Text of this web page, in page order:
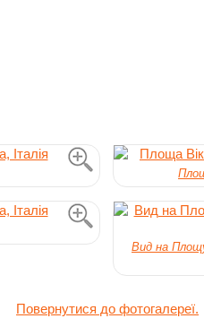
Вид на Площу
Повернутися до фотогалереї.